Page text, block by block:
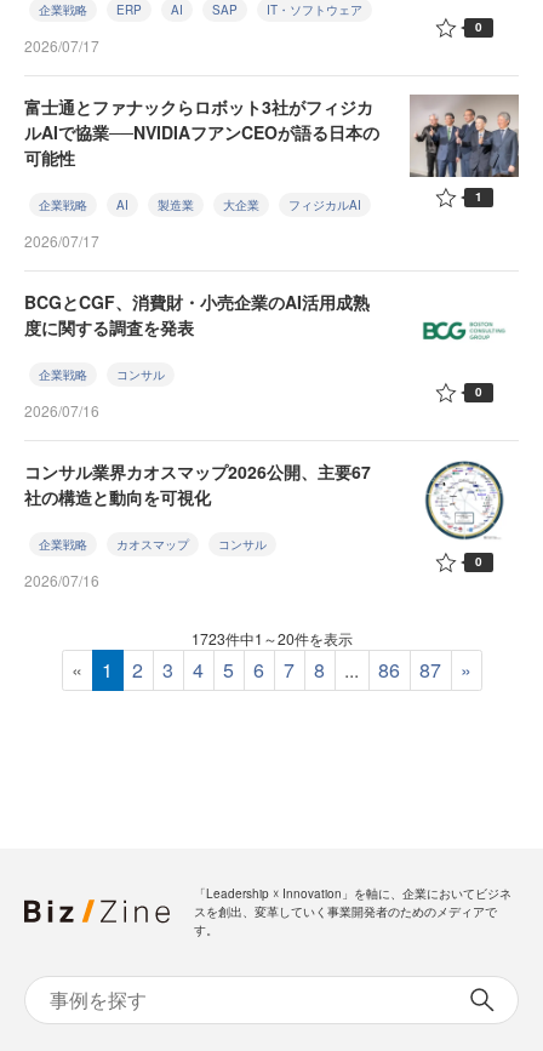
企業戦略 ERP AI SAP IT・ソフトウェア
2026/07/17
0
富士通とファナックらロボット3社がフィジカ
ルAIで協業──NVIDIAフアンCEOが語る日本の
可能性
企業戦略 AI 製造業 大企業 フィジカルAI
2026/07/17
1
BCGとCGF、消費財・小売企業のAI活用成熟
度に関する調査を発表
企業戦略 コンサル
2026/07/16
0
コンサル業界カオスマップ2026公開、主要67
社の構造と動向を可視化
企業戦略 カオスマップ コンサル
2026/07/16
0
1723件中1～20件を表示
« 1 2 3 4 5 6 7 8 ... 86 87 »
「Leadership ☓ Innovation」を軸に、企業においてビジネ
スを創出、変革していく事業開発者のためのメディアで
す。